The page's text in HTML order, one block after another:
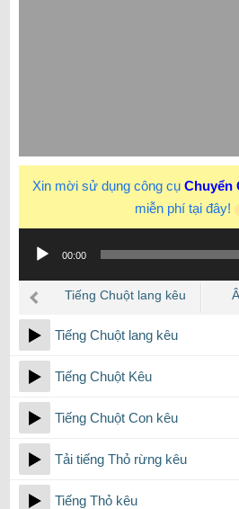
Xin mời sử dụng công cụ Chuyển
miễn phí tại đây!
phát
âm
thanh
00:00
Tiếng Chuột lang kêu
Tiếng Chuột lang kêu
Tiếng Chuột Kêu
Tiếng Chuột Con kêu
Tải tiếng Thỏ rừng kêu
Tiếng Thỏ kêu